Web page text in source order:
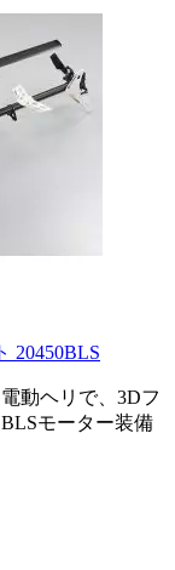
20450BLS
動ヘリで、3Dフ
モーター装備